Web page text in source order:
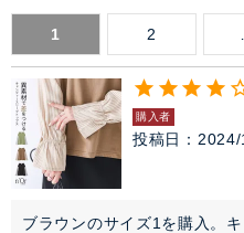
1 2
購入者
投稿日
ブラウンのサイズ1を購入。